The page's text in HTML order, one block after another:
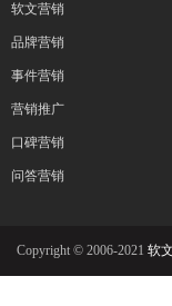
软文营销
品牌营销
事件营销
营销推广
口碑营销
问答营销
Copyright © 2006-2021 软